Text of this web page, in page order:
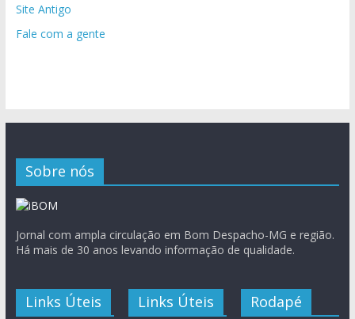
Site Antigo
Fale com a gente
Sobre nós
Jornal com ampla circulação em Bom Despacho-MG e região.
Há mais de 30 anos levando informação de qualidade.
Links Úteis Links Úteis Rodapé